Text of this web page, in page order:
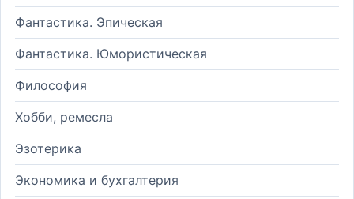
Фантастика. Эпическая
Фантастика. Юмористическая
Философия
Хобби, ремесла
Эзотерика
Экономика и бухгалтерия